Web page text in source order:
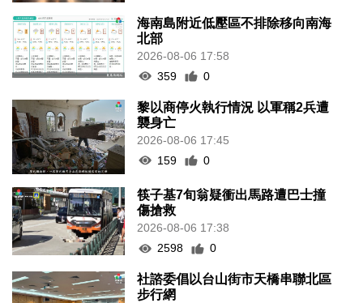
海南島附近低壓區不排除移向南海
北部
2026-08-06 17:58
359
0
黎以商停火執行情況 以軍稱2兵遭
襲身亡
2026-08-06 17:45
159
0
筷子基7旬翁疑衝出馬路遭巴士撞
傷搶救
2026-08-06 17:38
2598
0
社諮委倡以台山街市天橋串聯北區
步行網